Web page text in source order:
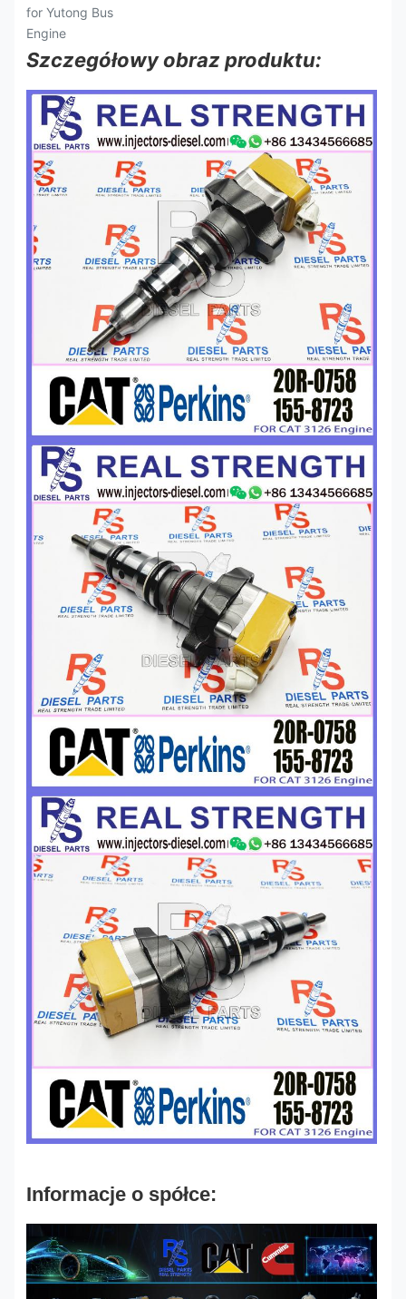
Szczegółowy obraz produktu:
Informacje o spółce: